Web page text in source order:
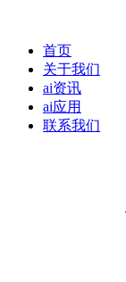
首页
关于我们
ai资讯
ai应用
联系我们